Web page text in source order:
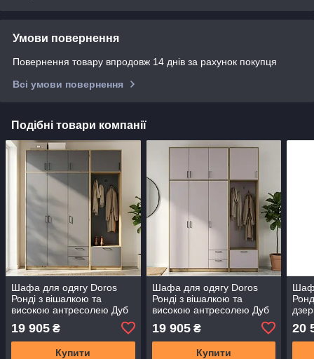
Умови повернення
Повернення товару впродовж 14 днів за рахунок покупця
Всі умови повернення
Подібні товари компанії
Шафа для одягу Doros
Ронді з вішалкою та
високою антресолею Дуб
181х52х260 (42005289)
(DRS-012135)
19 905 ₴
Купити
Шафа для одягу Doros
Ронді з вішалкою та
високою антресолею Дуб
181х52х260 (42005288)
(DRS-012137)
19 905₴
Купити
20